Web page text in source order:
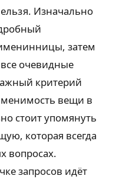
Изначально
затем
очевидные
критерий
вещи в
стоит упомянуть
которая всегда
вопросах.
запросов идёт